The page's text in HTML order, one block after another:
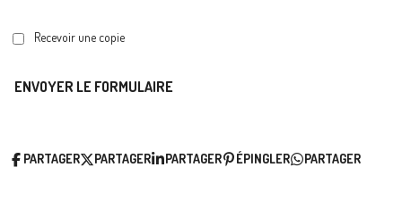
Recevoir une copie
ENVOYER LE FORMULAIRE
PARTAGER PARTAGER PARTAGER ÉPINGLER PARTAGER